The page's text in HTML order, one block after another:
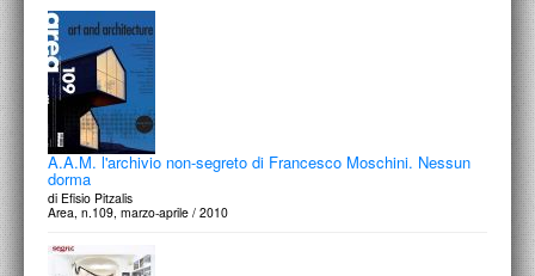
A.A.M. l'archivio non-segreto di Francesco Moschini. Nessun
dorma
di Efisio Pitzalis
Area, n.109, marzo-aprile / 2010